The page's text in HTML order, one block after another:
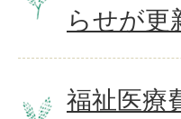
らせが更
福祉医療